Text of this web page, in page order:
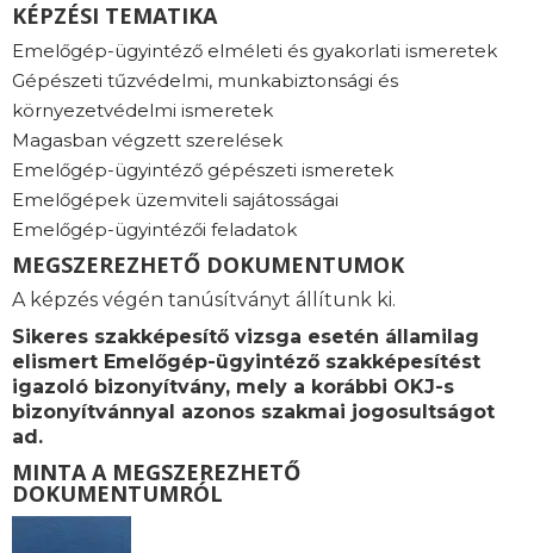
KÉPZÉSI TEMATIKA
Emelőgép-ügyintéző elméleti és gyakorlati ismeretek
Gépészeti tűzvédelmi, munkabiztonsági és
környezetvédelmi ismeretek
Magasban végzett szerelések
Emelőgép-ügyintéző gépészeti ismeretek
Emelőgépek üzemviteli sajátosságai
Emelőgép-ügyintézői feladatok
MEGSZEREZHETŐ DOKUMENTUMOK
A képzés végén tanúsítványt állítunk ki.
Sikeres szakképesítő vizsga esetén államilag
elismert Emelőgép-ügyintéző szakképesítést
igazoló bizonyítvány, mely a korábbi OKJ-s
bizonyítvánnyal azonos szakmai jogosultságot
ad.
MINTA A MEGSZEREZHETŐ
DOKUMENTUMRÓL